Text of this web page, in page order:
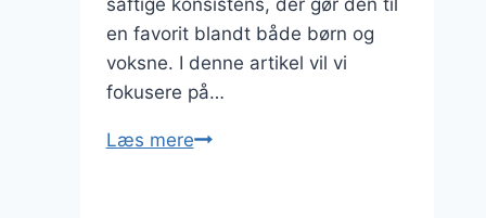
saftige konsistens, der gør den til
en favorit blandt både børn og
voksne. I denne artikel vil vi
fokusere på…
Læs mereFedtebrød